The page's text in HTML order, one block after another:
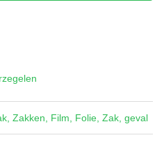
Zakken, Film, Folie, Zak, geval